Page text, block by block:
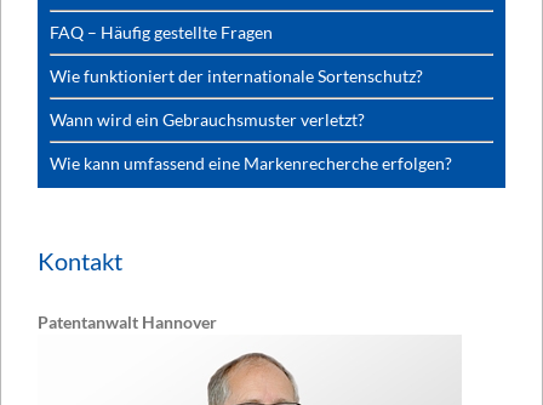
FAQ – Häufig gestellte Fragen
Wie funktioniert der internationale Sortenschutz?
Wann wird ein Gebrauchsmuster verletzt?
Wie kann umfassend eine Markenrecherche erfolgen?
Kontakt
Patentanwalt Hannover